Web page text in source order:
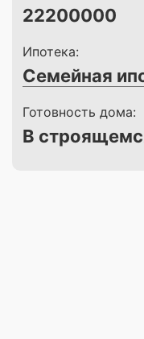
22200000
Ипотека:
Семейная
Готовность дома:
В